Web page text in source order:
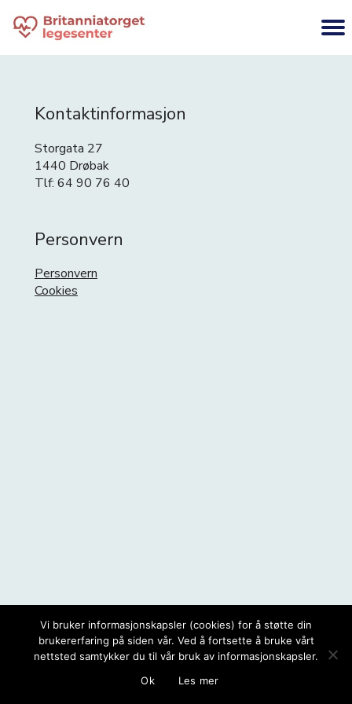
Kontaktinformasjon
Storgata 27
1440 Drøbak
Tlf: 64 90 76 40
Personvern
Personvern
Cookies
Vi bruker informasjonskapsler (cookies) for å støtte din
brukererfaring på siden vår. Ved å fortsette å bruke vårt
nettsted samtykker du til vår bruk av informasjonskapsler.
Ok
Les mer